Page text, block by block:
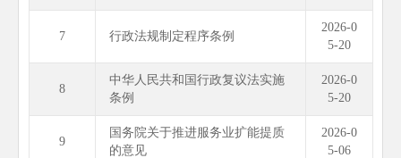
7 行政法规制定程序条例
2026-0
5-20
8
中华人民共和国行政复议法实施
条例
2026-0
5-20
9
国务院关于推进服务业扩能提质
的意见
2026-0
5-06